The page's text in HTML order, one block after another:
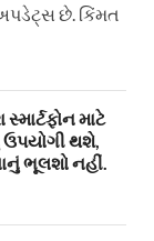
છે. કિંમત
માટે
થશે,
ભૂલશો નહીં.